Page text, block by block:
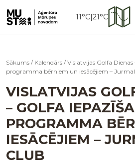
11°C|21°C
Sākums / Kalendārs /Vislatvijas Golfa
programma bērniem un iesācējiem –
VISLATVIJAS
– GOLFA
PROGRAMMA
IESĀCĒJIEM –
CLUB